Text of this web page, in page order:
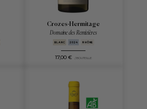
Crozes-Hermitage
Domaine des Remizières
BLANC 2024 RHÔNE
17,00 € / BOUTEILLE